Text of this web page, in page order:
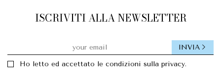
ISCRIVITI ALLA NEWSLETTER
Ho letto ed accettato le condizioni sulla privacy.
INVIA